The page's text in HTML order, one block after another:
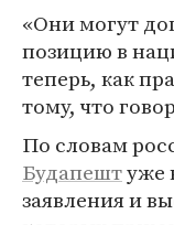
«Они могут
позицию в
теперь, как
тому, что
По словам
Будапештуже
заявления и